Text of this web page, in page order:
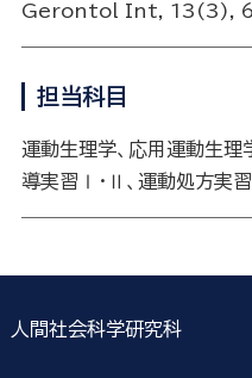
Gerontol Int, 13(3),
担当科目
運動生理学、応用運動生理
導実習Ⅰ・Ⅱ、運動処方実習
人間社会科学研究科